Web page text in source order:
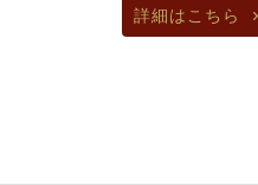
詳細はこちら